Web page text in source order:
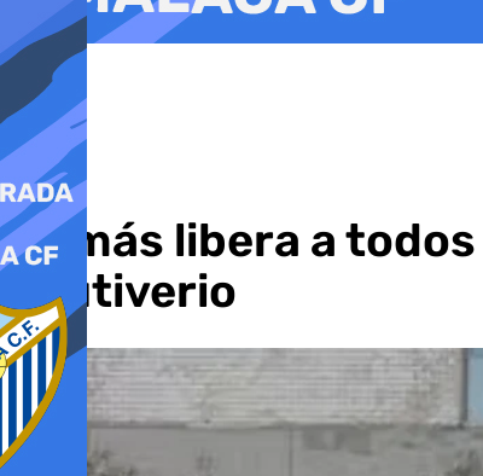
Hamás libera a
cautiverio